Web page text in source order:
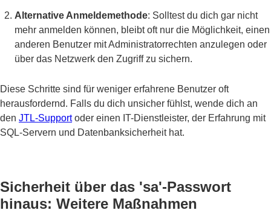
Alternative Anmeldemethode: Solltest du dich gar nicht
mehr anmelden können, bleibt oft nur die Möglichkeit, einen
anderen Benutzer mit Administratorrechten anzulegen oder
über das Netzwerk den Zugriff zu sichern.
Diese Schritte sind für weniger erfahrene Benutzer oft
herausfordernd. Falls du dich unsicher fühlst, wende dich an
den JTL-Supportoder einen IT-Dienstleister, der Erfahrung mit
SQL-Servern und Datenbanksicherheit hat.
Sicherheit über das 'sa'-Passwort
hinaus: Weitere Maßnahmen